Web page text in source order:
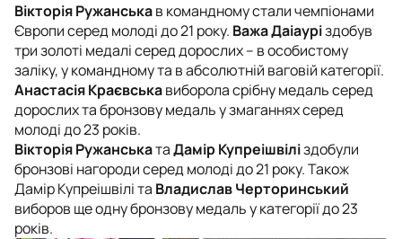
Вікторія Ружанськав командному стали чемпіонами
Європи серед молоді до 21 року. Важа Даіауріздобув
три золоті медалі серед дорослих – в особистому
заліку, у командному та в абсолютній ваговій категорії.
Анастасія Краєвськавиборола срібну медаль серед
дорослих та бронзову медаль у змаганнях серед
молоді до 23 років.
Вікторія РужанськатаДамір Купреішвіліздобули
бронзові нагороди серед молоді до 21 року. Також
Дамір Купреішвілі та Владислав Черторинський
виборов ще одну бронзову медаль у категорії до 23
років.